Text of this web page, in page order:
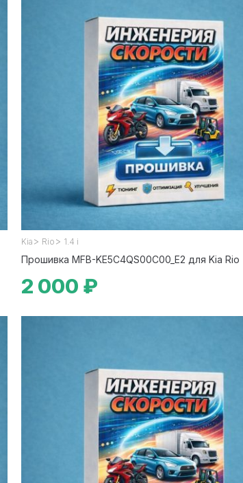
Kia > Rio > 1.4 i
Прошивка MFB-KE5C4QS00C00_E2 для Kia Rio
2 000 ₽